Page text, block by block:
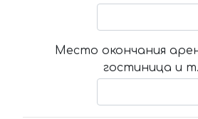
Место окончания
гостиница и